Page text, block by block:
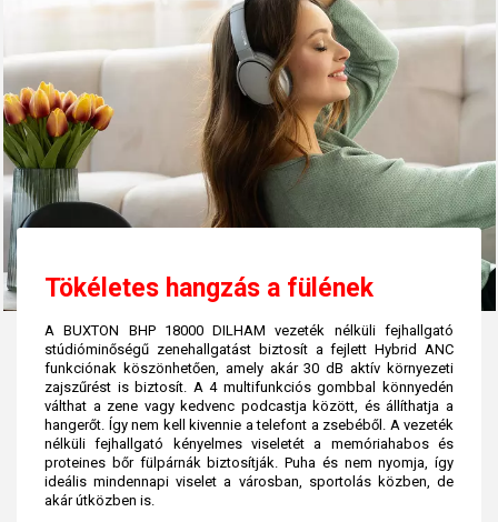
Tökéletes hangzás a fülének
A BUXTON BHP 18000 DILHAM vezeték nélküli fejhallgató
stúdióminőségű zenehallgatást biztosít a fejlett Hybrid ANC
funkciónak köszönhetően, amely akár 30 dB aktív környezeti
zajszűrést is biztosít. A 4 multifunkciós gombbal könnyedén
válthat a zene vagy kedvenc podcastja között, és állíthatja a
hangerőt. Így nem kell kivennie a telefont a zsebéből. A vezeték
nélküli fejhallgató kényelmes viseletét a memóriahabos és
proteines bőr fülpárnák biztosítják. Puha és nem nyomja, így
ideális mindennapi viselet a városban, sportolás közben, de
akár útközben is.